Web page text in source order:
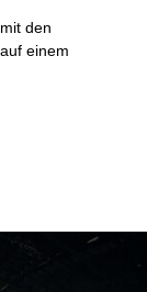
den
einem